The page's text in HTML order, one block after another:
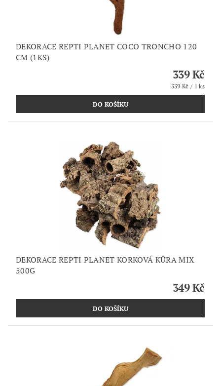
DEKORACE REPTI PLANET COCO TRONCHO 120
CM (1KS)
339 Kč
339 Kč / 1 ks
DEKORACE REPTI PLANET KORKOVÁ KŮRA MIX
500G
349 Kč